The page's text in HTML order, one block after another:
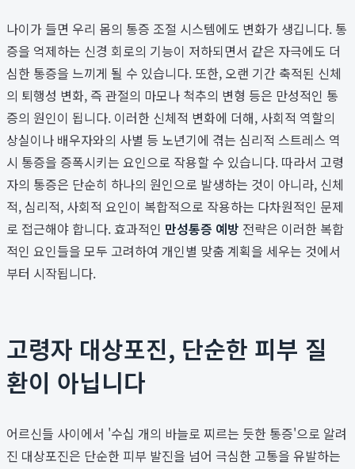
나이가 들면 우리 몸의 통증 조절 시스템에도 변화가 생깁니다. 통
증을 억제하는 신경 회로의 기능이 저하되면서 같은 자극에도 더
심한 통증을 느끼게 될 수 있습니다. 또한, 오랜 기간 축적된 신체
의 퇴행성 변화, 즉 관절의 마모나 척추의 변형 등은 만성적인 통
증의 원인이 됩니다. 이러한 신체적 변화에 더해, 사회적 역할의
상실이나 배우자와의 사별 등 노년기에 겪는 심리적 스트레스 역
시 통증을 증폭시키는 요인으로 작용할 수 있습니다. 따라서 고령
자의 통증은 단순히 하나의 원인으로 발생하는 것이 아니라, 신체
적, 심리적, 사회적 요인이 복합적으로 작용하는 다차원적인 문제
로 접근해야 합니다. 효과적인 만성통증 예방 전략은 이러한 복합
적인 요인들을 모두 고려하여 개인별 맞춤 계획을 세우는 것에서
부터 시작됩니다.
고령자 대상포진, 단순한 피부 질
환이 아닙니다
어르신들 사이에서 '수십 개의 바늘로 찌르는 듯한 통증'으로 알려
진 대상포진은 단순한 피부 발진을 넘어 극심한 고통을 유발하는